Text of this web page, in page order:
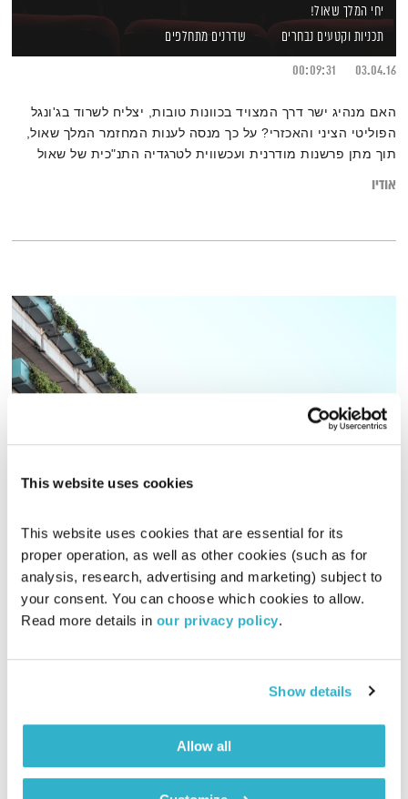
This website uses cookies
This website uses cookies that are essential for its
proper operation, as well as other cookies (such as for
analysis, research, advertising and marketing) subject to
your consent. You can choose which cookies to allow.
Read more details in our privacy policy.
Show details
Allow all
יחי המלך שאול!
תכניות וקטעים נבחרים
שדרנים מתחלפים
03.04.16
00:09:31
האם מנהיג ישר דרך המצויד בכוונות טובות, יצליח לשרוד בג'ונגל
הפוליטי הציני והאכזרי? על כך מנסה לענות המחזמר המלך שאול,
תוך מתן פרשנות מודרנית ועכשווית לטרגדיה התנ"כית של שאול
אודיו
תחושת בטן
זהר צמח וילסוןוד"ר מוטי לוי
15.02.16
00:56:57
ד"ר גיא רמון, פרופ' להנדסה סביבתית משוחח עם זהר צמח וילסון
על הקשר בין מדע וטכנולוגיה ועל מודעות ציבורית, תפקיד